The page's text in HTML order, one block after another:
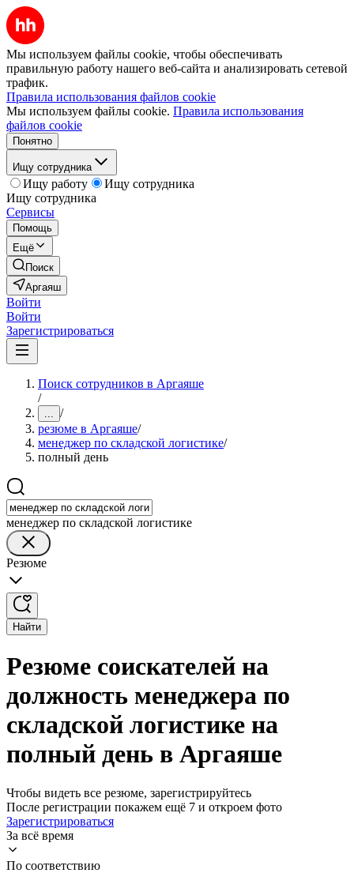
Мы используем файлы cookie, чтобы обеспечивать
правильную работу нашего веб-сайта и анализировать сетевой
трафик.
Правила использования файлов cookie
Мы используем файлы cookie. Правила использования
файлов cookie
Понятно
Ищу сотрудника
Ищу работу
Ищу сотрудника
Ищу сотрудника
Сервисы
Помощь
Ещё
Поиск
Аргаяш
Войти
Войти
Зарегистрироваться
Поиск сотрудников в Аргаяше
/
... /
резюме в Аргаяше/
менеджер по складской логистике/
полный день
менеджер по складской логистике
Резюме
Найти
Резюме соискателей на
должность менеджера по
складской логистике на
полный день в Аргаяше
Чтобы видеть все резюме, зарегистрируйтесь
После регистрации покажем ещё 7 и откроем фото
Зарегистрироваться
За всё время
По соответствию